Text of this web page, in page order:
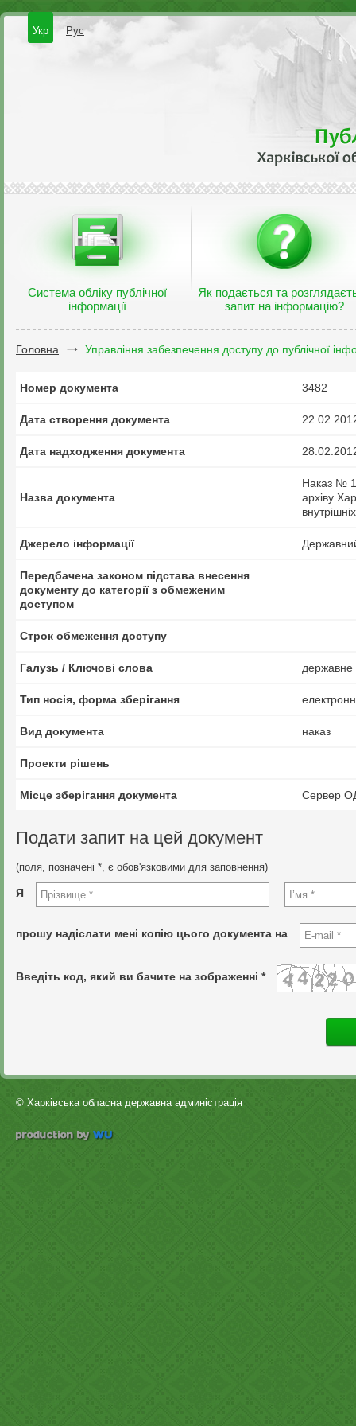
Укр Рус
Система обліку публічної
інформації
Як подається та
запит на інформацію?
Головна Управління забезпечення доступу до публічної
Номер документа 3482
Дата створення документа
Дата надходження документа
Назва документа
Наказ №
архіву
Джерело інформації
Передбачена законом підстава внесення
документу до категорії з обмеженим
доступом
Строк обмеження доступу
Галузь / Ключові слова державне
Тип носія, форма зберігання
Вид документа наказ
Проекти рішень
Місце зберігання документа Сервер
Подати запит на цей документ
(поля, позначені *, є обов'язковими для заповнення)
Я
прошу надіслати мені копію цього документа на
Введіть код, який ви бачите на зображенні *
© Харківська обласна державна админістрація